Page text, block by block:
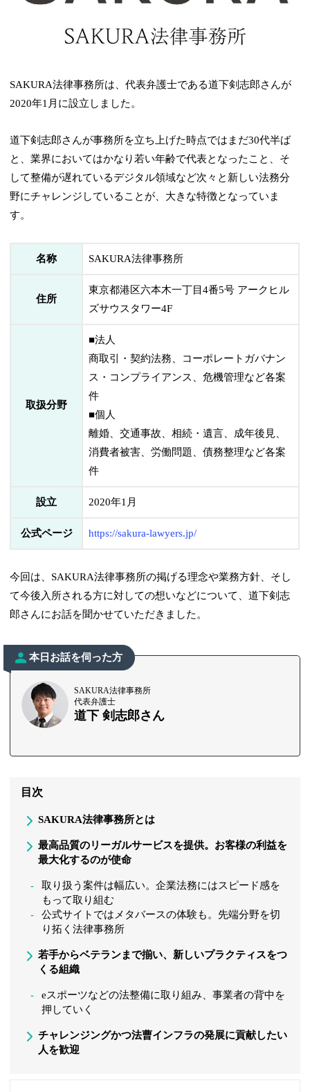
SAKURA法律事務所は、代表弁護士である道下剣志郎さんが
2020年1月に設立しました。
道下剣志郎さんが事務所を立ち上げた時点ではまだ30代半ば
と、業界においてはかなり若い年齢で代表となったこと、そ
して整備が遅れているデジタル領域など次々と新しい法務分
野にチャレンジしていることが、大きな特徴となっていま
す。
名称 SAKURA法律事務所
住所
東京都港区六本木一丁目4番5号 アークヒル
ズサウスタワー4F
取扱分野
■法人
商取引・契約法務、コーポレートガバナン
ス・コンプライアンス、危機管理など各案
件
■個人
離婚、交通事故、相続・遺言、成年後見、
消費者被害、労働問題、債務整理など各案
件
設立 2020年1月
公式ページ https://sakura-lawyers.jp/
今回は、SAKURA法律事務所の掲げる理念や業務方針、そし
て今後入所される方に対しての想いなどについて、道下剣志
郎さんにお話を聞かせていただきました。
本日お話を伺った方
SAKURA法律事務所
代表弁護士
道下 剣志郎さん
目次
SAKURA法律事務所とは
最高品質のリーガルサービスを提供。お客様の利益を
最大化するのが使命
取り扱う案件は幅広い。企業法務にはスピード感を
もって取り組む
公式サイトではメタバースの体験も。先端分野を切
り拓く法律事務所
若手からベテランまで揃い、新しいプラクティスをつ
くる組織
eスポーツなどの法整備に取り組み、事業者の背中を
押していく
チャレンジングかつ法曹インフラの発展に貢献したい
人を歓迎